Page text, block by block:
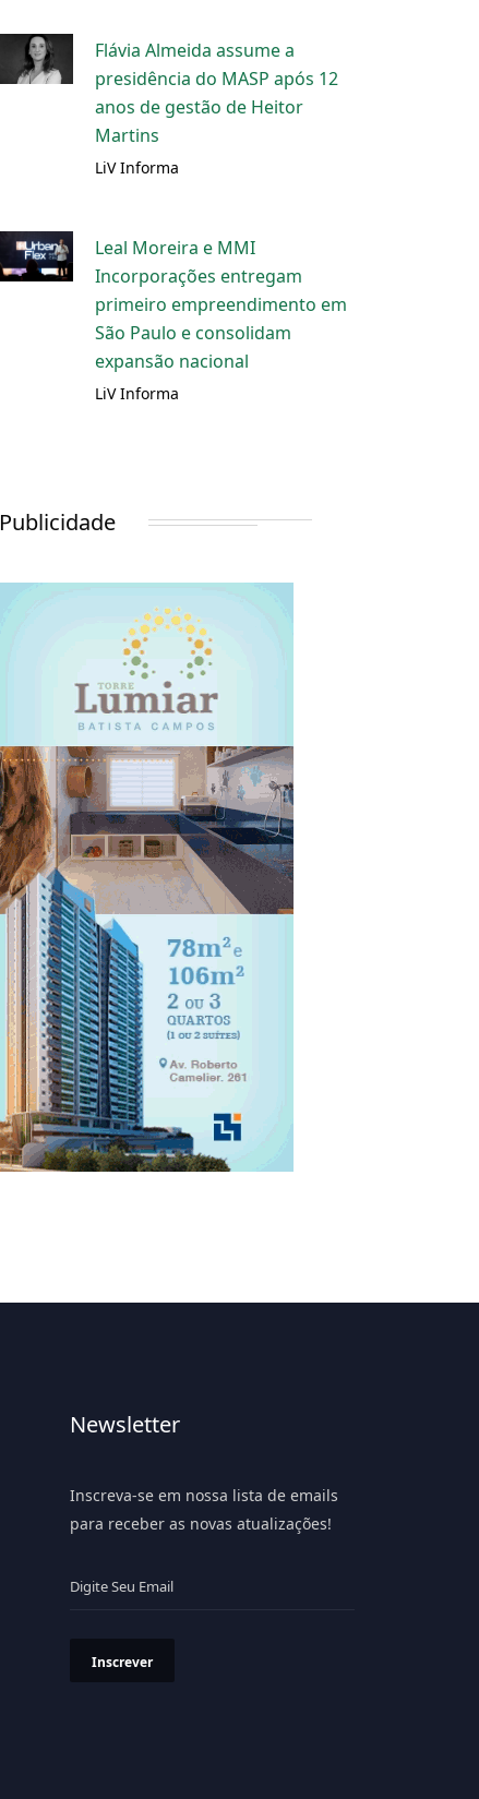
Flávia Almeida assume a
presidência do MASP após 12
anos de gestão de Heitor
Martins
LiV Informa
Leal Moreira e MMI
Incorporações entregam
primeiro empreendimento em
São Paulo e consolidam
expansão nacional
LiV Informa
Publicidade
Newsletter
Inscreva-se em nossa lista de emails
para receber as novas atualizações!
Inscrever